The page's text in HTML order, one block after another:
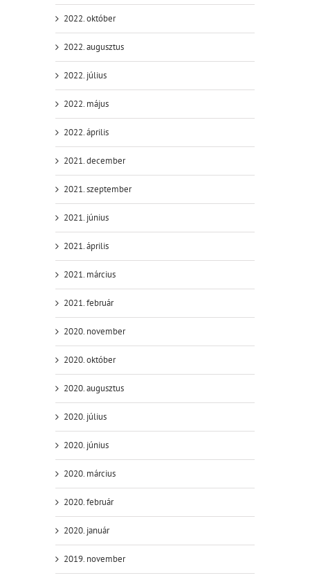
2022. október
2022. augusztus
2022. július
2022. május
2022. április
2021. december
2021. szeptember
2021. június
2021. április
2021. március
2021. február
2020. november
2020. október
2020. augusztus
2020. július
2020. június
2020. március
2020. február
2020. január
2019. november